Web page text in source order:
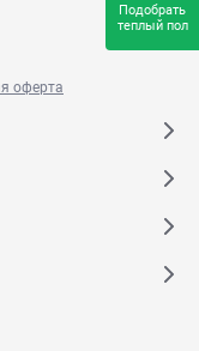
оферта
Подобрать
теплый пол